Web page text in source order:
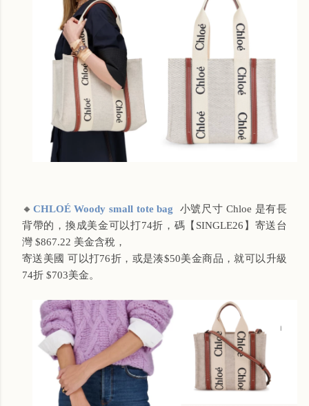
🔸 CHLOÉ Woody small tote bag 小號尺寸 Chloe 是有長
背帶的，換成美金可以打74折，碼【SINGLE26】寄送台
灣 $867.22 美金含稅，
寄送美國 可以打76折，或是湊$50美金商品，就可以升級
74折 $703美金。